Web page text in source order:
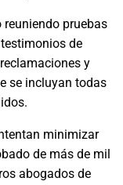
pruebas
de
y
se incluyan todas
minimizar
de más de mil
abogados de